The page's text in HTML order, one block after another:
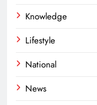
Knowledge
Lifestyle
National
News